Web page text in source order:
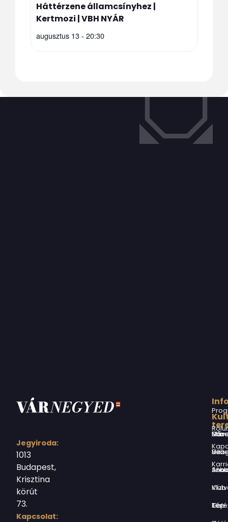
Háttérzene államcsínyhez |
Kertmozi | VBH NYÁR
augusztus 13 - 20:30
Jegyiroda:
1013
Budapest,
Krisztina
körút
73.
Kapcsolat:
Márai Sándor Művelődési Ház
Virág Benedek Ház
Jókai Anna
Vízivárosi Klub
Tér-Kép